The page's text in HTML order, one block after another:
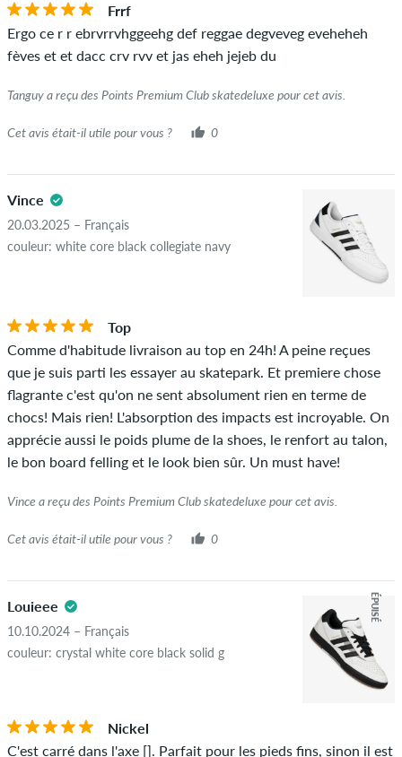
cet article, vous pouvez le voir grâce à l'encoche verte à côté
du nom avec les mots "achat vérifié". Pour ces personnes,
l'achat a été vérifié en fonction de leurs commandes. Pour les
personne possède réellement ou a possédé l'article.
Frrf
Ergo ce r r ebrvrrvhggeehg def reggae degveveg eveheheh
fèves et et dacc crv rvv et jas eheh jejeb du
Tanguy a reçu des Points Premium Club skatedeluxe pour cet avis.
Cet avis était-il utile pour vous ? 0
Vince
20.03.2025 – Français
couleur: white core black collegiate navy
Top
Comme d'habitude livraison au top en 24h! A peine reçues
que je suis parti les essayer au skatepark. Et premiere chose
flagrante c'est qu'on ne sent absolument rien en terme de
chocs! Mais rien! L'absorption des impacts est incroyable. On
apprécie aussi le poids plume de la shoes, le renfort au talon,
le bon board felling et le look bien sûr. Un must have!
Vince a reçu des Points Premium Club skatedeluxe pour cet avis.
Cet avis était-il utile pour vous ? 0
Louieee
10.10.2024 – Français
couleur: crystal white core black solid g
ÉPUISÉ
Nickel
C'est carré dans l'axe []. Parfait pour les pieds fins, sinon il est